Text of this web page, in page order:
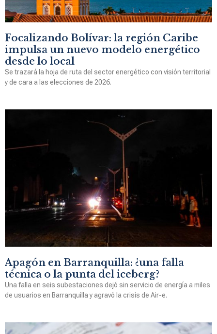
Focalizando Bolívar: la región Caribe
impulsa un nuevo modelo energético
desde lo local
Se trazará la hoja de ruta del sector energético con visión territorial
y de cara a las elecciones de 2026.
Apagón en Barranquilla: ¿una falla
técnica o la punta del iceberg?
Una falla en seis subestaciones dejó sin servicio de energía a miles
de usuarios en Barranquilla y agravó la crisis de Air-e.